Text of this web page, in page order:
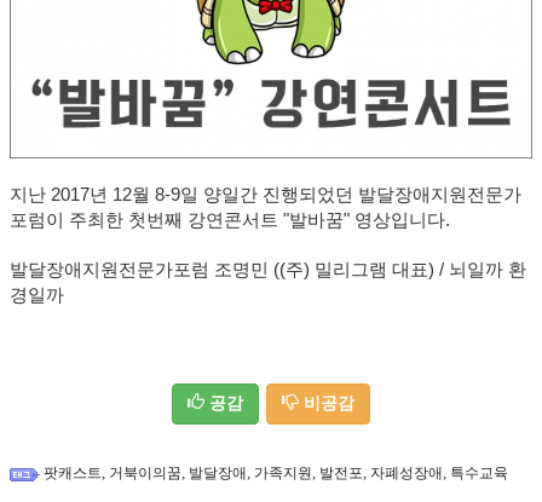
지난 2017년 12월 8-9일 양일간 진행되었던 발달장애지원전문가
포럼이 주최한 첫번째 강연콘서트 "발바꿈" 영상입니다.
발달장애지원전문가포럼 조명민 ((주) 밀리그램 대표) / 뇌일까 환
경일까
공감 비공감
팟캐스트, 거북이의꿈, 발달장애, 가족지원, 발전포, 자폐성장애, 특수교육